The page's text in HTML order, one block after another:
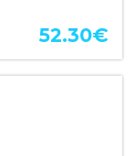
52.30€